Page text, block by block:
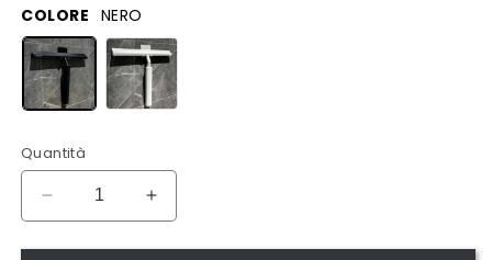
di
listino
scontato
COLORE NERO
Quantità
Diminuisci
quantità
per
Aumenta
quantità
per